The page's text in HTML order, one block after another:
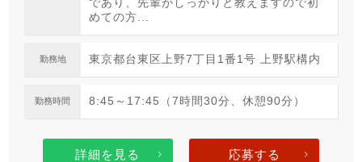
めての方...
勤務地 東京都台東区上野7丁目1番1号 上野駅構内
勤務時間 8:45～17:45（7時間30分、休憩90分）
詳細を見る 応募する